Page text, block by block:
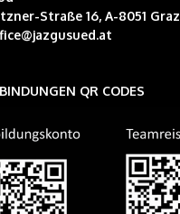
Straße 16, A-8051 Graz
QR CODES